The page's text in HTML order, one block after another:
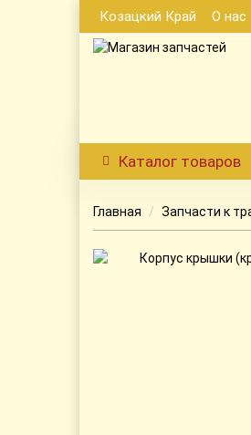
Козацкий Край О нас
Каталог товаров
Главная Запчасти к